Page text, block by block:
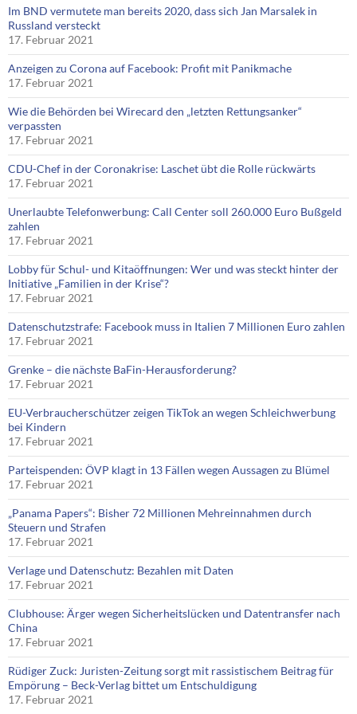
Im BND vermutete man bereits 2020, dass sich Jan Marsalek in
Russland versteckt
17. Februar 2021
Anzeigen zu Corona auf Facebook: Profit mit Panikmache
17. Februar 2021
Wie die Behörden bei Wirecard den „letzten Rettungsanker“
verpassten
17. Februar 2021
CDU-Chef in der Coronakrise: Laschet übt die Rolle rückwärts
17. Februar 2021
Unerlaubte Telefonwerbung: Call Center soll 260.000 Euro Bußgeld
zahlen
17. Februar 2021
Lobby für Schul- und Kitaöffnungen: Wer und was steckt hinter der
Initiative „Familien in der Krise“?
17. Februar 2021
Datenschutzstrafe: Facebook muss in Italien 7 Millionen Euro zahlen
17. Februar 2021
Grenke – die nächste BaFin-Herausforderung?
17. Februar 2021
EU-Verbraucherschützer zeigen TikTok an wegen Schleichwerbung
bei Kindern
17. Februar 2021
Parteispenden: ÖVP klagt in 13 Fällen wegen Aussagen zu Blümel
17. Februar 2021
„Panama Papers“: Bisher 72 Millionen Mehreinnahmen durch
Steuern und Strafen
17. Februar 2021
Verlage und Datenschutz: Bezahlen mit Daten
17. Februar 2021
Clubhouse: Ärger wegen Sicherheitslücken und Datentransfer nach
China
17. Februar 2021
Rüdiger Zuck: Juristen-Zeitung sorgt mit rassistischem Beitrag für
Empörung – Beck-Verlag bittet um Entschuldigung
17. Februar 2021